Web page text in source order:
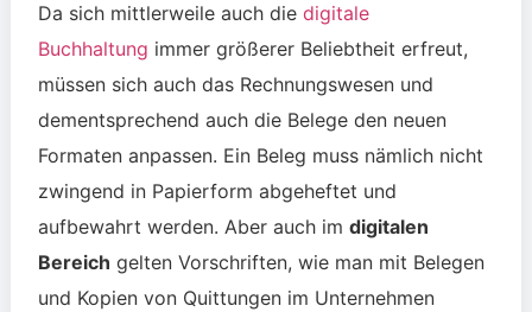
Da sich mittlerweile auch die digitale
Buchhaltung immer größerer Beliebtheit erfreut,
müssen sich auch das Rechnungswesen und
dementsprechend auch die Belege den neuen
Formaten anpassen. Ein Beleg muss nämlich nicht
zwingend in Papierform abgeheftet und
aufbewahrt werden. Aber auch im digitalen
Bereich gelten Vorschriften, wie man mit Belegen
und Kopien von Quittungen im Unternehmen